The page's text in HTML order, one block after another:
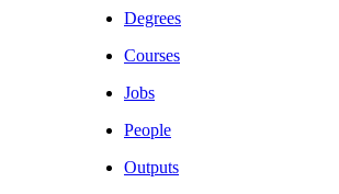
Degrees
Courses
Jobs
People
Outputs